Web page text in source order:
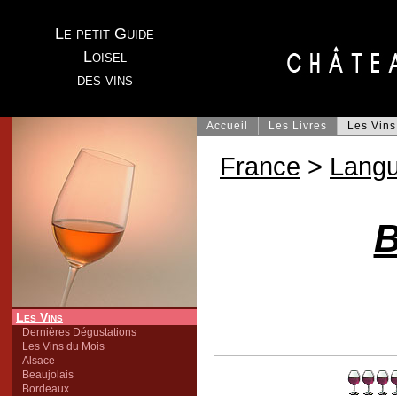
Le petit Guide
Loisel
des vins
Les Vins
Dernières Dégustations
Les Vins du Mois
Alsace
Beaujolais
Bordeaux
Accueil Les Livres Les Vins
France >